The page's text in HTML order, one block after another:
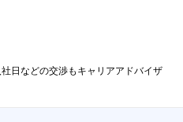
日などの交渉もキャリアアドバイザ